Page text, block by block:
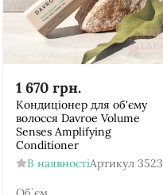
1 670 грн.
Кондиціонер для об'єму
волосся Davroe Volume
Senses Amplifying
Conditioner
В наявностіАртикул 3523